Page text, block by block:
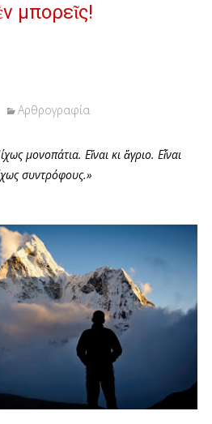
μπορεῖς!
Αρθρογραφία
μονοπάτια. Εἴναι κι ἄγριο. Εἶναι
συντρόφους.»